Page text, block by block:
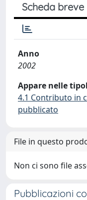
Scheda breve
Anno
2002
Appare nelle
4.1 Contributo in
pubblicato
File in questo
Non ci sono file
Pubblicazioni